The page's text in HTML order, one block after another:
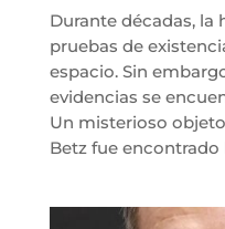
Durante décadas,
pruebas de
espacio. Sin
evidencias se
Un misterioso
Betz fue encontrado